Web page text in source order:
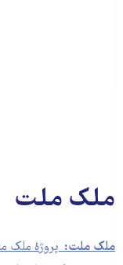
ملک ملت
ملک ملت:پروژۀ ملک